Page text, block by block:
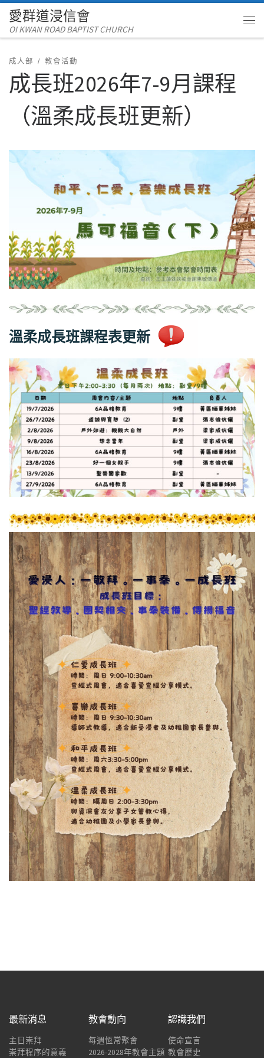
Skip to content
愛群道浸信會
OI KWAN ROAD BAPTIST CHURCH
成人部 教會活動
成長班2026年7-9月課程
（溫柔成長班更新）
溫柔成長班課程表更新
最新消息
主日崇拜
崇拜程序的意義
教會動向
每週恆常聚會
2026-2028年教會主題
認識我們
使命宣言
教會歷史